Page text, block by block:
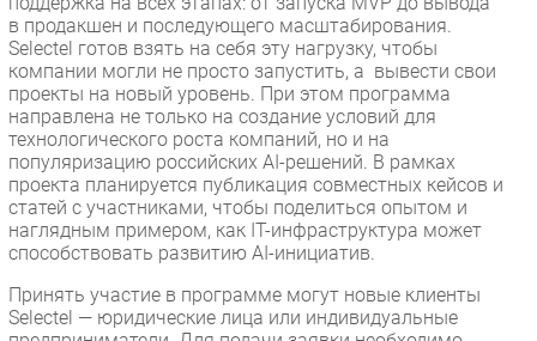
в продакшен и последующего масштабирования.
Selectel готов взять на себя эту нагрузку, чтобы
компании могли не просто запустить, а вывести свои
проекты на новый уровень. При этом программа
направлена не только на создание условий для
технологического роста компаний, но и на
популяризацию российских AI-решений. В рамках
проекта планируется публикация совместных кейсов и
статей с участниками, чтобы поделиться опытом и
наглядным примером, как IT-инфраструктура может
способствовать развитию AI-инициатив.
Принять участие в программе могут новые клиенты
Selectel — юридические лица или индивидуальные